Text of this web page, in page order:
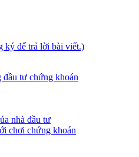
ký để trả lời bài viết.)
tư chứng khoán
nhà đầu tư
chơi chứng khoán